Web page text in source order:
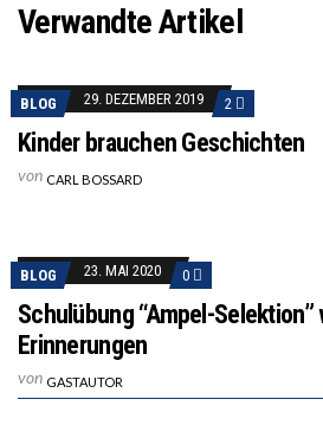
Verwandte Artikel
BLOG 29. DEZEMBER 2019 2
Kinder brauchen Geschichten
von CARL BOSSARD
BLOG 23. MAI 2020 0
Schulübung “Ampel-
Erinnerungen
von GASTAUTOR